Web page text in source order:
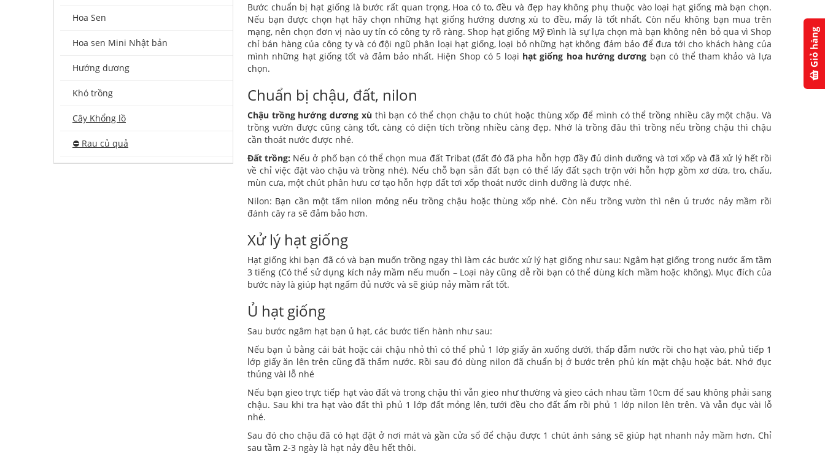
Bước chuẩn bị hạt giống là bước rất quan trọng, Hoa có to, đều và đẹp hay không phụ thuộc vào loại hạt giống mà bạn chọn.
Nếu bạn được chọn hạt hãy chọn những hạt giống hướng dương xù to đều, mẩy là tốt nhất. Còn nếu không bạn mua trên
mạng, nên chọn đơn vị nào uy tín có công ty rõ ràng. Shop hạt giống Mỹ Đình là sự lựa chọn mà bạn không nên bỏ qua vì Shop
chỉ bán hàng của công ty và có đội ngũ phân loại hạt giống, loại bỏ những hạt không đảm bảo để đưa tới cho khách hàng của
mình những hạt giống tốt và đảm bảo nhất. Hiện Shop có 5 loại hạt giống hoa hướng dương bạn có thể tham khảo và lựa
chọn.
Chuẩn bị chậu, đất, nilon
Chậu trồng hướng dương xù thì bạn có thể chọn chậu to chút hoặc thùng xốp để mình có thể trồng nhiều cây một chậu. Và
trồng vườn được cũng càng tốt, càng có diện tích trồng nhiều càng đẹp. Nhớ là trồng đâu thì trồng nếu trồng chậu thì chậu
cần thoát nước được nhé.
Đất trồng: Nếu ở phố bạn có thể chọn mua đất Tribat (đất đó đã pha hỗn hợp đầy đủ dinh dưỡng và tơi xốp và đã xử lý hết rồi
về chỉ việc đặt vào chậu và trồng nhé). Nếu chỗ bạn sẵn đất bạn có thể lấy đất sạch trộn với hỗn hợp gồm xơ dừa, tro, chấu,
mùn cưa, một chút phân hưu cơ tạo hỗn hợp đất tơi xốp thoát nước dinh dưỡng là được nhé.
Nilon: Bạn cần một tấm nilon mỏng nếu trồng chậu hoặc thùng xốp nhé. Còn nếu trồng vườn thì nên ủ trước nảy mầm rồi
đánh cây ra sẽ đảm bảo hơn.
Xử lý hạt giống
Hạt giống khi bạn đã có và bạn muốn trồng ngay thì làm các bước xử lý hạt giống như sau: Ngâm hạt giống trong nước ấm tầm
3 tiếng (Có thể sử dụng kích nảy mầm nếu muốn – Loại này cũng dễ rồi bạn có thể dùng kích mầm hoặc không). Mục đích của
bước này là giúp hạt ngấm đủ nước và sẽ giúp nảy mầm rất tốt.
Ủ hạt giống
Sau bước ngâm hạt bạn ủ hạt, các bước tiến hành như sau:
Nếu bạn ủ bằng cái bát hoặc cái chậu nhỏ thì có thể phủ 1 lớp giấy ăn xuống dưới, thấp đẫm nước rồi cho hạt vào, phủ tiếp 1
lớp giấy ăn lên trên cũng đã thấm nước. Rồi sau đó dùng nilon đã chuẩn bị ở bước trên phủ kín mặt chậu hoặc bát. Nhớ đục
thủng vài lỗ nhé
Nếu bạn gieo trực tiếp hạt vào đất và trong chậu thì vẫn gieo như thường và gieo cách nhau tầm 10cm để sau không phải sang
chậu. Sau khi tra hạt vào đất thì phủ 1 lớp đất mỏng lên, tưới đều cho đất ẩm rồi phủ 1 lớp nilon lên trên. Và vẫn đục vài lỗ
nhé.
Sau đó cho chậu đã có hạt đặt ở nơi mát và gần cửa sổ để chậu được 1 chút ánh sáng sẽ giúp hạt nhanh nảy mầm hơn. Chỉ
sau tầm 2-3 ngày là hạt nảy đều hết thôi.
Hoa Sen
Hoa sen Mini Nhật bản
Hướng dương
Khó trồng
Cây Khổng lồ
⛔️ Rau củ quả
Giỏ hàng